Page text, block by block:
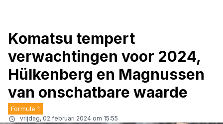
Komatsu tempert
verwachtingen voor 2024,
Hülkenberg en Magnussen
van onschatbare waarde
Formule 1
vrijdag, 02 februari 2024 om 15:55